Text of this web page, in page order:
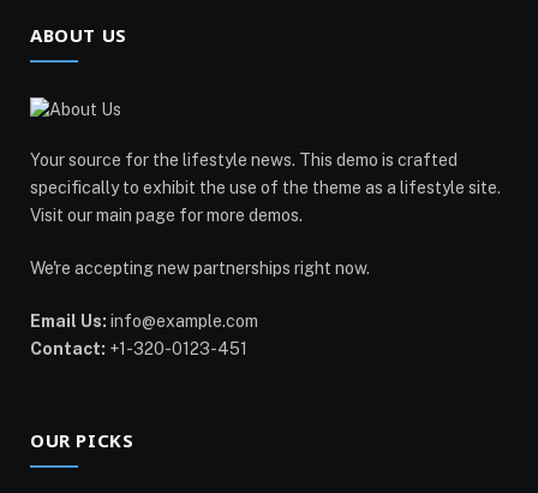
ABOUT US
Your source for the lifestyle news. This demo is crafted
specifically to exhibit the use of the theme as a lifestyle site.
Visit our main page for more demos.
We're accepting new partnerships right now.
Email Us: info@example.com
Contact: +1-320-0123-451
OUR PICKS